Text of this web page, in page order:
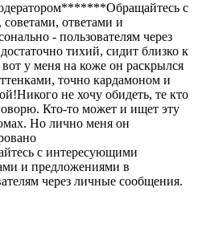
с
ответами и
- пользователям через
тихий, сидит близко к
у меня на коже он раскрылся
точно кардамоном и
не хочу обидеть, те кто
Кто-то может и ищет эту
Но лично меня он
с интересующими
и предложениями в
через личные сообщения.